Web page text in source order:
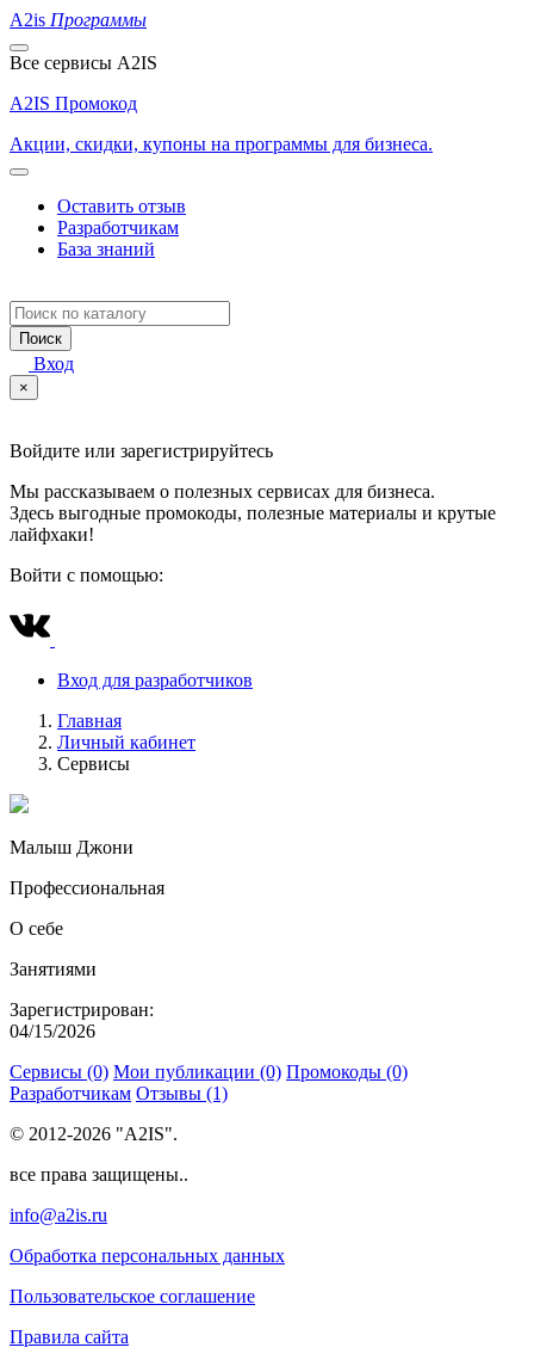
A2is Программы
Все сервисы A2IS
A2IS Промокод
Акции, скидки, купоны на программы для бизнеса.
Оставить отзыв
Разработчикам
База знаний
Поиск
Вход
×
Войдите или зарегистрируйтесь
Мы рассказываем о полезных сервисах для бизнеса.
Здесь выгодные промокоды, полезные материалы и крутые
лайфхаки!
Войти с помощью:
Вход для разработчиков
Главная
Личный кабинет
Сервисы
Малыш Джони
Профессиональная
О себе
Занятиями
Зарегистрирован:
04/15/2026
Сервисы (0) Мои публикации (0) Промокоды (0)
Разработчикам Отзывы (1)
© 2012-2026 "A2IS".
все права защищены..
info@a2is.ru
Обработка персональных данных
Пользовательское соглашение
Правила сайта